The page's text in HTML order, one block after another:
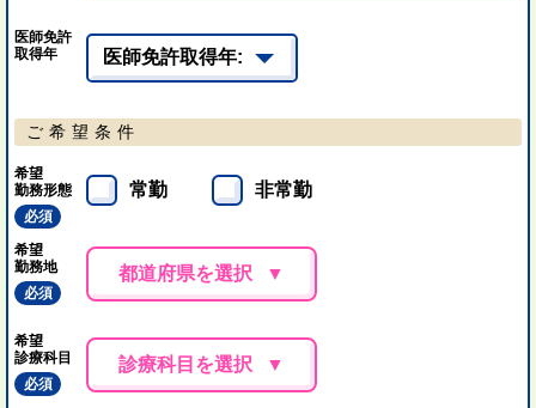
医師免許
取得年
ご希望条件
希望
勤務形態
必須
常勤 非常勤
希望
勤務地
必須
都道府県を選択
希望
診療科目
必須
診療科目を選択